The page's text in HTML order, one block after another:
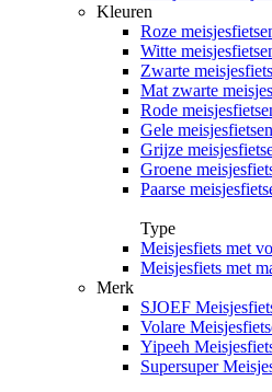
Kleuren
Roze
Witte
Zwarte
Mat zwarte
Rode
Gele meisjesfietsen
Grijze
Groene
Paarse
Type
Meisjesfiets met
Meisjesfiets met
Merk
SJOEF
Volare
Yipeeh
Supersuper